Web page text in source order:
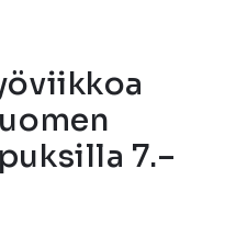
7.–